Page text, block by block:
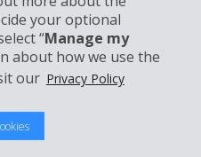
your optional
“Manage my
about how we use the
our Privacy Policy
Inc.